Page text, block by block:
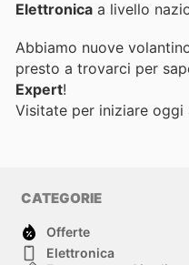
Elettronica a livello
Abbiamo nuove
presto a trovarci per
Expert!
Visitate per iniziare oggi
CATEGORIE
Offerte
Elettronica